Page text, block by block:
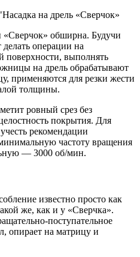
Насадка на дрель «Сверчок»
«Сверчок» обширна. Будучи
операции на
поверхности, выполнять
на дрель обрабатывают
применяются для резки жести
толщины.
ровный срез без
покрытия. Для
рекомендации
частоту вращения
— 3000 об/мин.
известно просто как
же, как и у «Сверчка».
поступательное
опирает на матрицу и